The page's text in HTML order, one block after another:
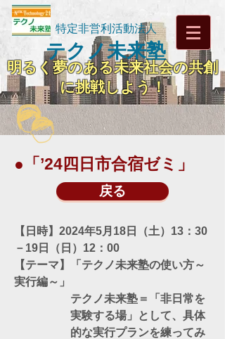
特定非営利活動法人
テクノ未来塾
明るく夢のある未来社会の共創
に挑戦しよう！
●「’24四日市合宿ゼミ」
戻る
【日時】2024年5月18日（土）13：30
－19日（日）12：00
【テーマ】「テクノ未来塾の使い方～
実行編～」
テクノ未来塾＝「非日常を
実験する場」として、具体
的な実行プランを練ってみ